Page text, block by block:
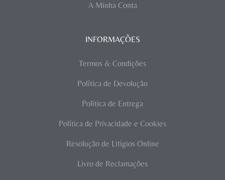
A Minha Conta
INFORMAÇÕES
Termos & Condições
Política de Devolução
Política de Entrega
Política de Privacidade e Cookies
Resolução de Litígios Online
Livro de Reclamações